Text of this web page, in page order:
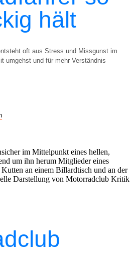
hält
oft aus Stress und Missgunst im
umgehst und für mehr Verständnis